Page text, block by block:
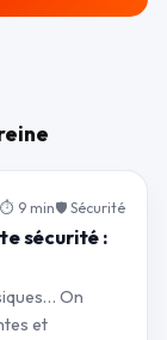
⏱ 9 min🛡 Sécurité
sécurité :
On
et